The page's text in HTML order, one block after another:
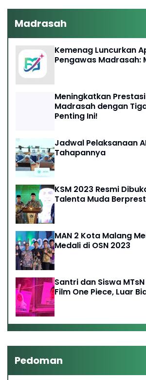
Madrasah
Kemenag Luncurkan
Pengawas Madrasah:
Meningkatkan
Madrasah dengan
Penting Ini!
Jadwal Pelaksanaan
Tahapannya
KSM 2023 Resmi
Talenta Muda
MAN 2 Kota Malang
Medali di OSN 2023
Santri dan Siswa
Film One Piece, Luar
Pedoman